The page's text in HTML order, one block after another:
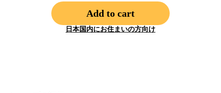
Add to cart
日本国内にお住まいの方向け